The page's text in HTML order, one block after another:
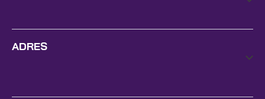
ADRES